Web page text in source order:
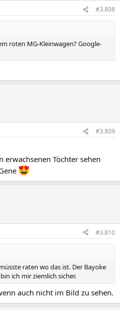
#3.808
roten MG-Kleinwagen? Google-
#3.809
Töchter sehen
#3.810
raten wo das ist. Der Bayoke
ich mir ziemlich sicher.
auch nicht im Bild zu sehen.